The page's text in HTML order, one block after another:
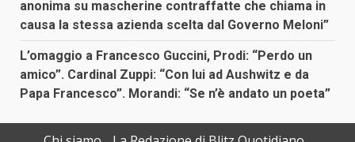
anonima su mascherine contraffatte che chiama in
causa la stessa azienda scelta dal Governo Meloni”
L’omaggio a Francesco Guccini, Prodi: “Perdo un
amico”. Cardinal Zuppi: “Con lui ad Aushwitz e da
Papa Francesco”. Morandi: “Se n’è andato un poeta”